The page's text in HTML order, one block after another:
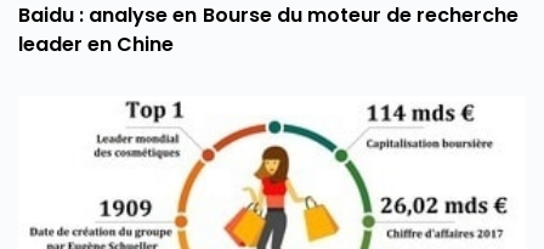
Baidu : analyse en Bourse du moteur de recherche
leader en Chine